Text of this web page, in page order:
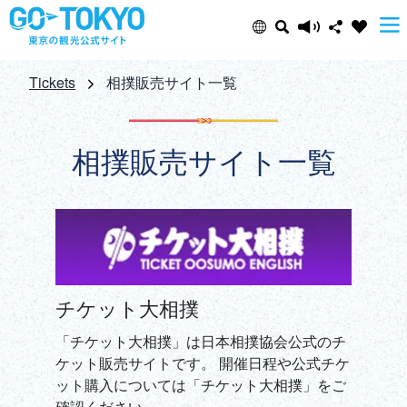
Select Language
日本語
ENGLISH
中文(简体)
中文(繁體/正體)
한글
ภาษาไทย
Share this page
Email
Copy URL
Tickets 相撲販売サイト一覧
相撲販売サイト一覧
チケット大相撲
「チケット大相撲」は日本相撲協会公式のチ
ケット販売サイトです。 開催日程や公式チケ
ット購入については「チケット大相撲」をご